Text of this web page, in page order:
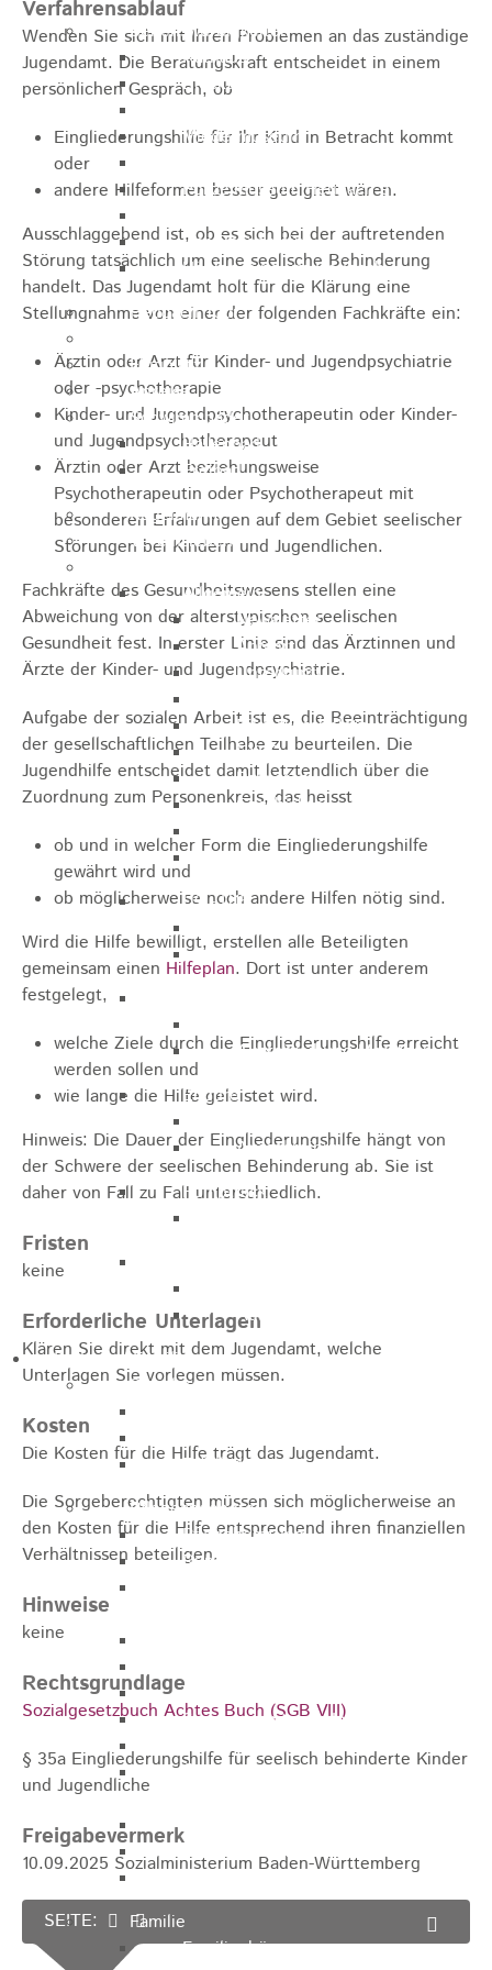
Sehenswürdigkeiten
Rathaus
Blockturm
Miedermuseum
Polizeimuseum Heubach e.V.
Der Rosenstein
Höhlen rund um Heubach
Heubach Tour
Flugplatz
Anreise
Schwimmbäder
Hallenbad
Freibad
Kugelmarkt
Vereinsleben
Allgemein
Newsletter
Anfahrt
Unterkunft
Bike Waschplatz
EXPO
Palmares
Geschichte
Sponsoren
Presse
U9 - U15
Streckenbeschreibung
Ausschreibung
Ausschreibung Marathon
Enduro
Ausschreibung
Pumptrack
Ausschreibung
Bildung / Familie
Soziales
Tafelladen
Pflegeangebote
Pflegeberatung
Runder Tisch Pflege
Pflegewohnhaus Haus Kielwein
Seniorenzentrum Heubach
VDK Ortsverband Heubach
Ökumenische Nachbarschaftshilfe
Förderverein Altenhilfe Heubach e.V.
Seniorenwohnanlage Haus Hohgarten
Familie
Familienbüro
Verfahrensablauf
Wenden Sie sich mit Ihren Problemen an das zuständige
Jugendamt. Die Beratungskraft entscheidet in einem
persönlichen Gespräch, ob
Eingliederungshilfe für Ihr Kind in Betracht kommt
oder
andere Hilfeformen besser geeignet wären.
Ausschlaggebend ist, ob es sich bei der auftretenden
Störung tatsächlich um eine seelische Behinderung
handelt. Das Jugendamt holt für die Klärung eine
Stellungnahme von einer der folgenden Fachkräfte ein:
Ärztin oder Arzt für Kinder- und Jugendpsychiatrie
oder -psychotherapie
Kinder- und Jugendpsychotherapeutin oder Kinder-
und Jugendpsychotherapeut
Ärztin oder Arzt beziehungsweise
Psychotherapeutin oder Psychotherapeut mit
besonderen Erfahrungen auf dem Gebiet seelischer
Störungen bei Kindern und Jugendlichen.
Fachkräfte des Gesundheitswesens stellen eine
Abweichung von der alterstypischen seelischen
Gesundheit fest. In erster Linie sind das Ärztinnen und
Ärzte der Kinder- und Jugendpsychiatrie.
Aufgabe der sozialen Arbeit ist es, die Beeinträchtigung
der gesellschaftlichen Teilhabe zu beurteilen. Die
Jugendhilfe entscheidet damit letztendlich über die
Zuordnung zum Personenkreis, das heisst
ob und in welcher Form die Eingliederungshilfe
gewährt wird und
ob möglicherweise noch andere Hilfen nötig sind.
Wird die Hilfe bewilligt, erstellen alle Beteiligten
gemeinsam einen Hilfeplan. Dort ist unter anderem
festgelegt,
welche Ziele durch die Eingliederungshilfe erreicht
werden sollen und
wie lange die Hilfe geleistet wird.
Hinweis: Die Dauer der Eingliederungshilfe hängt von
der Schwere der seelischen Behinderung ab. Sie ist
daher von Fall zu Fall unterschiedlich.
Fristen
keine
Erforderliche Unterlagen
Klären Sie direkt mit dem Jugendamt, welche
Unterlagen Sie vorlegen müssen.
Kosten
Die Kosten für die Hilfe trägt das Jugendamt.
Die Sorgeberechtigten müssen sich möglicherweise an
den Kosten für die Hilfe entsprechend ihren finanziellen
Verhältnissen beteiligen.
Hinweise
keine
Rechtsgrundlage
Sozialgesetzbuch Achtes Buch (SGB VIII)
§ 35a Eingliederungshilfe für seelisch behinderte Kinder
und Jugendliche
Freigabevermerk
10.09.2025 Sozialministerium Baden-Württemberg
SEITE: